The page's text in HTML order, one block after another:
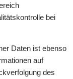
bei
Daten ist ebenso
auf
des